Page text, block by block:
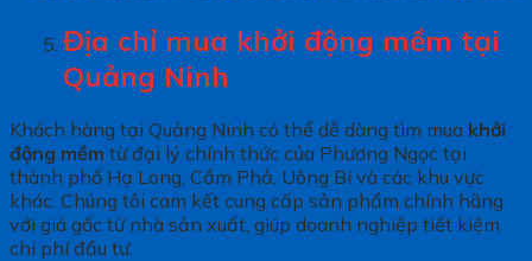
Địa chỉ mua khởi động mềm tại
Quảng Ninh
Khách hàng tại Quảng Ninh có thể dễ dàng tìm mua khởi
động mềm từ đại lý chính thức của Phương Ngọc tại
thành phố Hạ Long, Cẩm Phả, Uông Bí và các khu vực
khác. Chúng tôi cam kết cung cấp sản phẩm chính hãng
với giá gốc từ nhà sản xuất, giúp doanh nghiệp tiết kiệm
chi phí đầu tư.